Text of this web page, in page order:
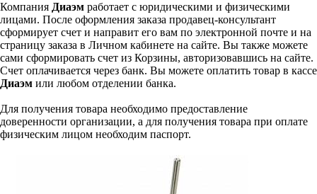
Компания Диаэм работает с юридическими и физическими
лицами. После оформления заказа продавец-консультант
сформирует счет и направит его вам по электронной почте и на
страницу заказа в Личном кабинете на сайте. Вы также можете
сами сформировать счет из Корзины, авторизовавшись на сайте.
Счет оплачивается через банк. Вы можете оплатить товар в кассе
Диаэм или любом отделении банка.
Для получения товара необходимо предоставление
доверенности организации, а для получения товара при оплате
физическим лицом необходим паспорт.